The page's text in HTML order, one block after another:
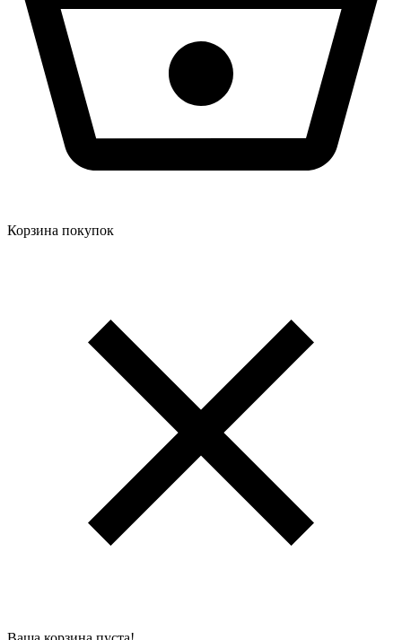
Корзина покупок